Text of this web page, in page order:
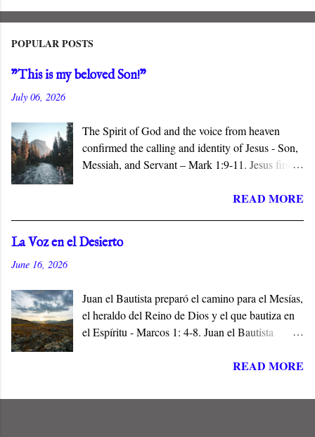
POPULAR POSTS
"This is my beloved Son!"
July 06, 2026
The Spirit of God and the voice from heaven
confirmed the calling and identity of Jesus - Son,
Messiah, and Servant – Mark 1:9-11. Jesus first
baptizes him in the Jordan River. The narrative
the Servant of the Lord, and the Messiah who
READ MORE
La Voz en el Desierto
June 16, 2026
Juan el Bautista preparó el camino para el Mesías,
el heraldo del Reino de Dios y el que bautiza en
el Espíritu - Marcos 1: 4-8. Juan el Bautista
Mesías de Israel, en cumplimiento de las
que había de venir a restaurar todas las cosas
READ MORE